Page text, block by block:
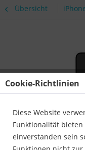
Übersicht
Cookie-Richtlinien
Diese Website
Funktionalität
einverstanden sein